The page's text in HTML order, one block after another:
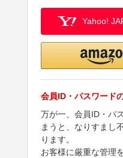
Yahoo!
会員ID・パスワード
万が一、会員ID・パ
まうと、なりすまし
ります。
お客様に厳重な管理